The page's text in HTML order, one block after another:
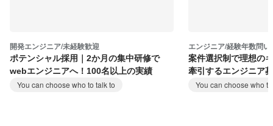
開発エンジニア/未経験歓迎
ポテンシャル採用｜2か月の集中研修で
webエンジニアへ！100名以上の実績
You can choose who to talk to
エンジニア/経験年数問
案件選択制で理想の
牽引するエンジニア
You can choose who